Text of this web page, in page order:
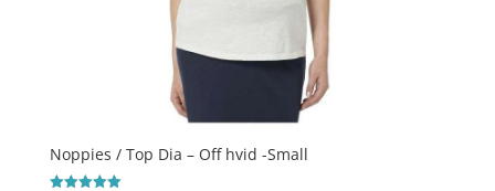
Noppies / Top Dia – Off hvid -Small